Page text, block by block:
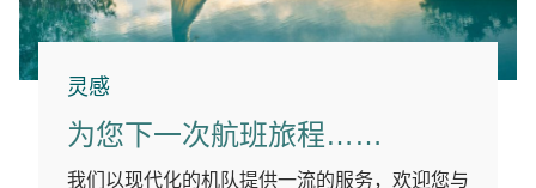
灵感
为您下一次航班旅程……
我们以现代化的机队提供一流的服务，欢迎您与